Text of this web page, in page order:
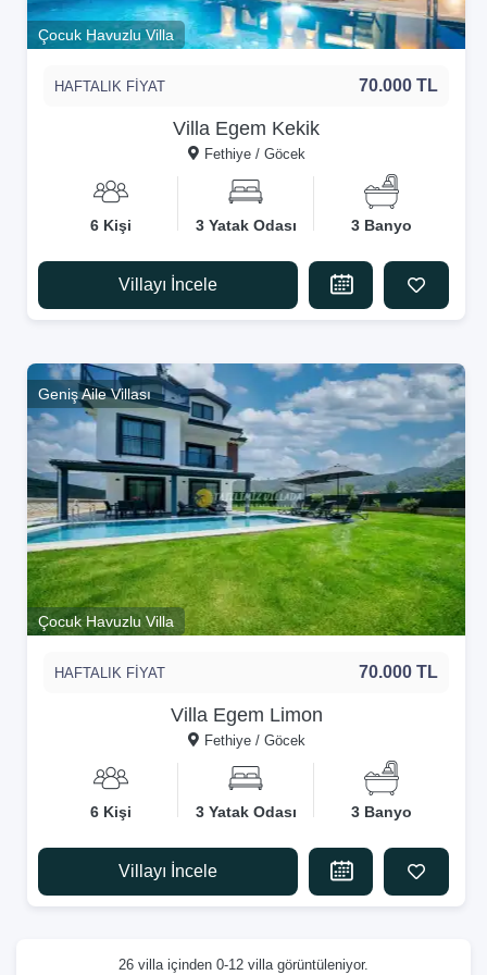
Çocuk Havuzlu Villa
Villa Egem Kekik
Fethiye / Göcek
HAFTALIK FİYAT 70.000 TL
6 Kişi 3 Yatak Odası 3 Banyo
Villayı İncele
Geniş Aile Villası
Çocuk Havuzlu Villa
Villa Egem Limon
Fethiye / Göcek
HAFTALIK FİYAT 70.000 TL
6 Kişi 3 Yatak Odası 3 Banyo
Villayı İncele
26 villa içinden 0-12 villa görüntüleniyor.